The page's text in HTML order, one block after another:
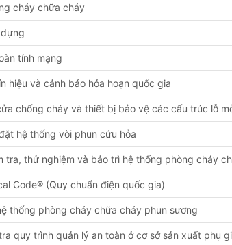
cháy chữa cháy
tính mạng
hiệu và cảnh báo hỏa hoạn quốc gia
chống cháy và thiết bị bảo vệ các cấu trúc lỗ
hệ thống vòi phun cứu hỏa
tra, thử nghiệm và bảo trì hệ thống phòng cháy
Code® (Quy chuẩn điện quốc gia)
thống phòng cháy chữa cháy phun sương
quy trình quản lý an toàn ở cơ sở sản xuất phụ